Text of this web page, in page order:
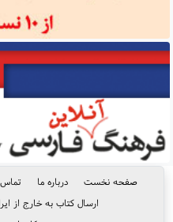
صفحه نخست درباره ما تماس
ارسال کتاب به خارج از